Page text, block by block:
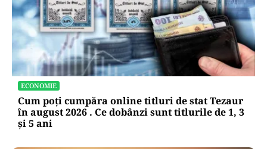
ECONOMIE
Cum poți cumpăra online titluri de stat Tezaur
în august 2026 . Ce dobânzi sunt titlurile de 1, 3
și 5 ani